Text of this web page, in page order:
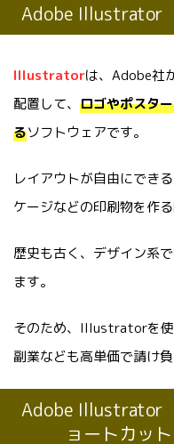
Adobe Illustrator
Illustratorは、Adobe社
配置して、 ロゴやポスタ
るソフトウェアです。
レイアウトが自由にでき
ケージなどの印刷物を作
歴史も古く、デザイン系
ます。
そのため、Illustratorを使
副業なども高単価で請け
Adobe Illustrator
ョートカッ